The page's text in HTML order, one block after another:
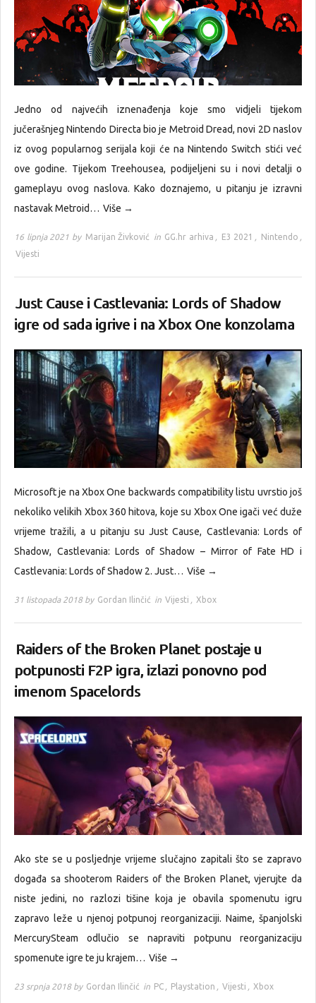
Jedno od najvećih iznenađenja koje smo vidjeli tijekom
jučerašnjeg Nintendo Directa bio je Metroid Dread, novi 2D naslov
iz ovog popularnog serijala koji će na Nintendo Switch stići već
ove godine. Tijekom Treehousea, podijeljeni su i novi detalji o
gameplayu ovog naslova. Kako doznajemo, u pitanju je izravni
nastavak Metroid… Više →
16 lipnja 2021 by Marijan Živković in GG.hr arhiva , E3 2021 , Nintendo ,
Vijesti
Just Cause i Castlevania: Lords of Shadow
igre od sada igrive i na Xbox One konzolama
Microsoft je na Xbox One backwards compatibility listu uvrstio još
nekoliko velikih Xbox 360 hitova, koje su Xbox One igači već duže
vrijeme tražili, a u pitanju su Just Cause, Castlevania: Lords of
Shadow, Castlevania: Lords of Shadow – Mirror of Fate HD i
Castlevania: Lords of Shadow 2. Just… Više →
31 listopada 2018 by Gordan Ilinčić in Vijesti , Xbox
Raiders of the Broken Planet postaje u
potpunosti F2P igra, izlazi ponovno pod
imenom Spacelords
Ako ste se u posljednje vrijeme slučajno zapitali što se zapravo
događa sa shooterom Raiders of the Broken Planet, vjerujte da
niste jedini, no razlozi tišine koja je obavila spomenutu igru
zapravo leže u njenoj potpunoj reorganizaciji. Naime, španjolski
MercurySteam odlučio se napraviti potpunu reorganizaciju
spomenute igre te ju krajem… Više →
23 srpnja 2018 by Gordan Ilinčić in PC , Playstation , Vijesti , Xbox